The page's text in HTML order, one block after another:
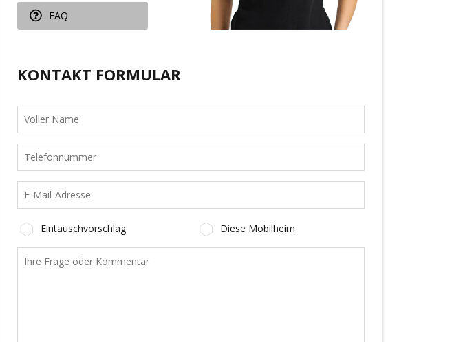
FAQ
KONTAKT FORMULAR
Eintauschvorschlag Diese Mobilheim